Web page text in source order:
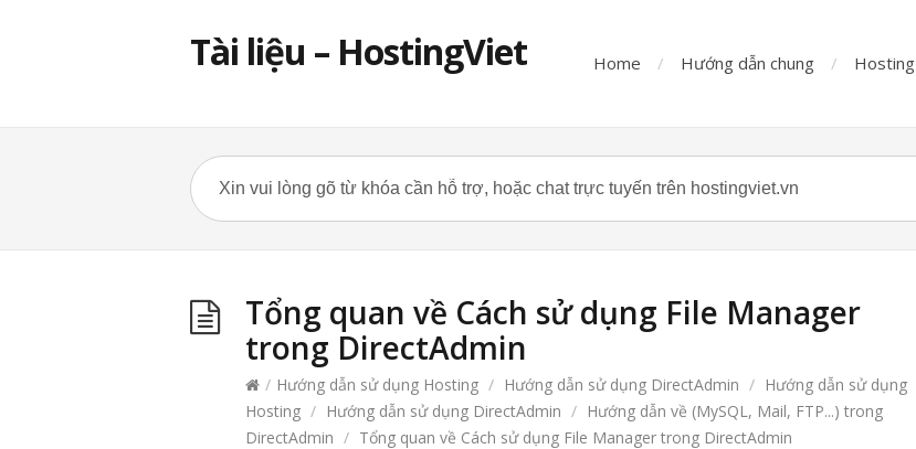
Tài liệu – HostingViet Home Hướng dẫn chung Hosting
Tổng quan về Cách sử dụng File Manager
trong DirectAdmin
/ Hướng dẫn sử dụng Hosting / Hướng dẫn sử dụng DirectAdmin / Hướng dẫn sử dụng
Hosting / Hướng dẫn sử dụng DirectAdmin / Hướng dẫn về (MySQL, Mail, FTP...) trong
DirectAdmin / Tổng quan về Cách sử dụng File Manager trong DirectAdmin